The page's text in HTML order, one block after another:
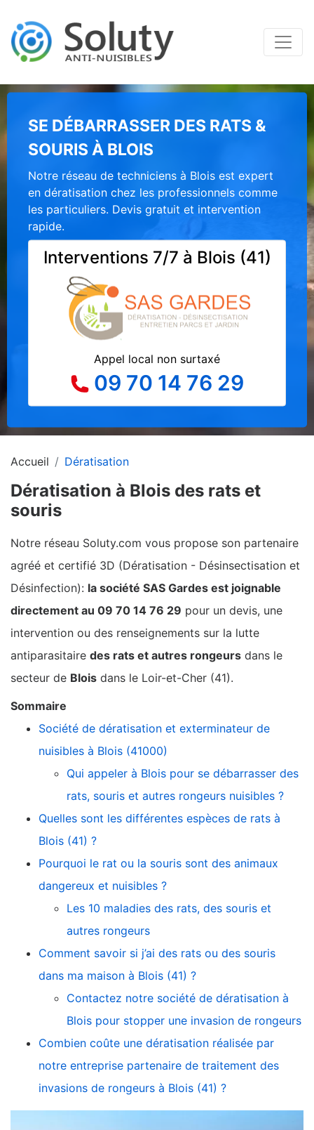
SE DÉBARRASSER DES RATS &
SOURIS À BLOIS
Notre réseau de techniciens à Blois est expert
en dératisation chez les professionnels comme
les particuliers. Devis gratuit et intervention
rapide.
Interventions 7/7 à Blois (41)
Appel local non surtaxé
09 70 14 76 29
Accueil Dératisation
Dératisation à Blois des rats et
souris
Notre réseau Soluty.com vous propose son partenaire
agréé et certifié 3D (Dératisation - Désinsectisation et
Désinfection): la société SAS Gardes est joignable
directement au 09 70 14 76 29 pour un devis, une
intervention ou des renseignements sur la lutte
antiparasitaire des rats et autres rongeurs dans le
secteur de Blois dans le Loir-et-Cher (41).
Sommaire
Société de dératisation et exterminateur de
nuisibles à Blois (41000)
Qui appeler à Blois pour se débarrasser des
rats, souris et autres rongeurs nuisibles ?
Quelles sont les différentes espèces de rats à
Blois (41) ?
Pourquoi le rat ou la souris sont des animaux
dangereux et nuisibles ?
Les 10 maladies des rats, des souris et
autres rongeurs
Comment savoir si j’ai des rats ou des souris
dans ma maison à Blois (41) ?
Contactez notre société de dératisation à
Blois pour stopper une invasion de rongeurs
Combien coûte une dératisation réalisée par
notre entreprise partenaire de traitement des
invasions de rongeurs à Blois (41) ?